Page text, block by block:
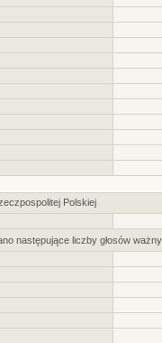
Polskiej
następujące liczby głosów